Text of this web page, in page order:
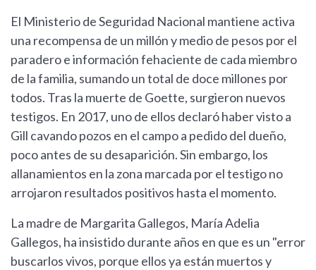
El Ministerio de Seguridad Nacional mantiene activa
una recompensa de un millón y medio de pesos por el
paradero e información fehaciente de cada miembro
de la familia, sumando un total de doce millones por
todos. Tras la muerte de Goette, surgieron nuevos
testigos. En 2017, uno de ellos declaró haber visto a
Gill cavando pozos en el campo a pedido del dueño,
poco antes de su desaparición. Sin embargo, los
allanamientos en la zona marcada por el testigo no
arrojaron resultados positivos hasta el momento.
La madre de Margarita Gallegos, María Adelia
Gallegos, ha insistido durante años en que es un "error
buscarlos vivos, porque ellos ya están muertos y